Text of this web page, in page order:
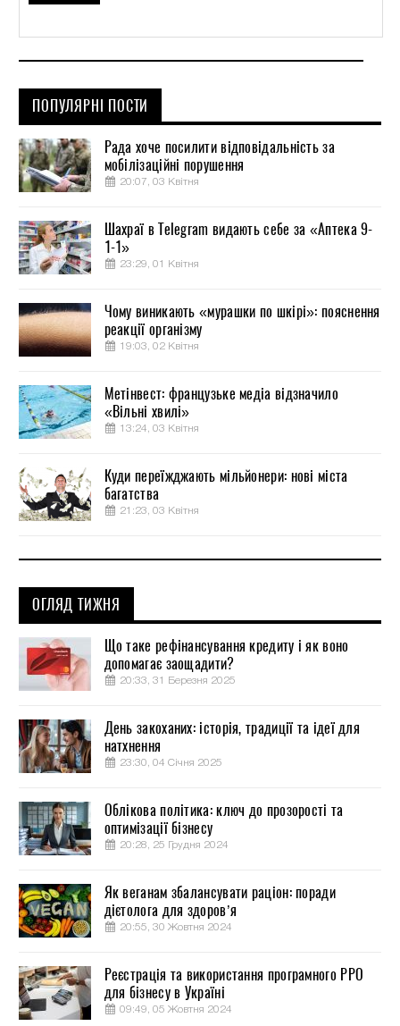
ПОПУЛЯРНІ ПОСТИ
Рада хоче посилити відповідальність за
мобілізаційні порушення
20:07, 03 Квітня
Шахраї в Telegram видають себе за «Аптека 9-
1-1»
23:29, 01 Квітня
Чому виникають «мурашки по шкірі»: пояснення
реакції організму
19:03, 02 Квітня
Метінвест: французьке медіа відзначило
«Вільні хвилі»
13:24, 03 Квітня
Куди переїжджають мільйонери: нові міста
багатства
21:23, 03 Квітня
ОГЛЯД ТИЖНЯ
Що таке рефінансування кредиту і як воно
допомагає заощадити?
20:33, 31 Березня 2025
День закоханих: історія, традиції та ідеї для
натхнення
23:30, 04 Січня 2025
Облікова політика: ключ до прозорості та
оптимізації бізнесу
20:28, 25 Грудня 2024
Як веганам збалансувати раціон: поради
дієтолога для здоров’я
20:55, 30 Жовтня 2024
Реєстрація та використання програмного РРО
для бізнесу в Україні
09:49, 05 Жовтня 2024